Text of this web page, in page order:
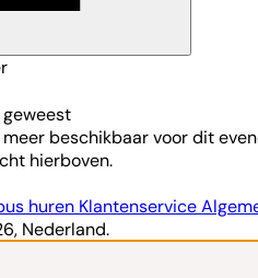
meer beschikbaar voor dit
hierboven.
huren Klantenservice
Nederland.